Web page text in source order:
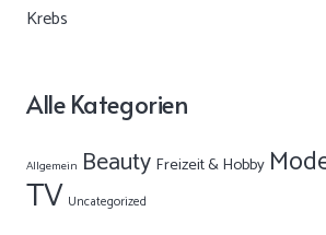
Alle Kategorien
Allgemein Beauty Freizeit & Hobby
TV Uncategorized